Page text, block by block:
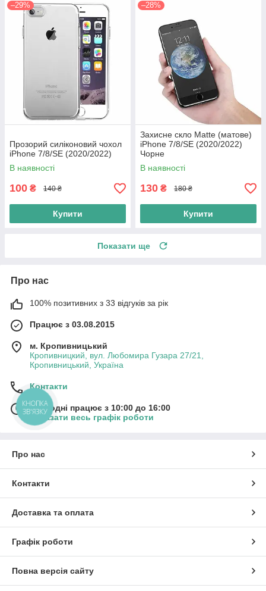
–29%
Прозорий силіконовий чохол
iPhone 7/8/SE (2020/2022)
В наявності
100 ₴ 140 ₴
Купити
–28%
Захисне скло Matte (матове)
iPhone 7/8/SE (2020/2022)
Чорне
В наявності
130 ₴ 180 ₴
Купити
Показати ще
Про нас
100% позитивних з 33 відгуків за рік
Працює з 03.08.2015
м. Кропивницький
Кропивницкий, вул. Любомира Гузара 27/21,
Кропивницький, Україна
Контакти
Сьогодні працює з 10:00 до 16:00
Показати весь графік роботи
Про нас
Контакти
Доставка та оплата
Графік роботи
Повна версія сайту
КНОПКА
ЗВ'ЯЗКУ